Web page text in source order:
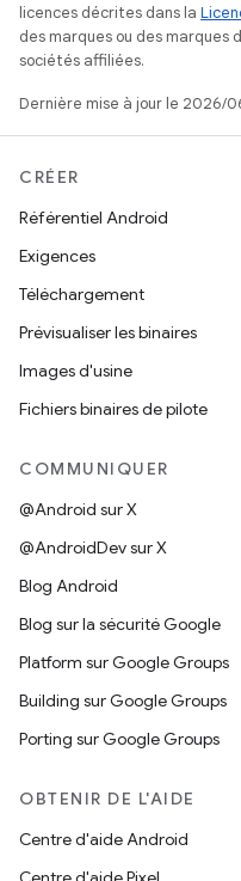
licences décrites dans la
des marques ou des marques
sociétés affiliées.
Dernière mise à jour le 2026/
CRÉER
Référentiel Android
Exigences
Téléchargement
Prévisualiser les binaires
Images d'usine
Fichiers binaires de pilote
COMMUNIQUER
@Android sur X
@AndroidDev sur X
Blog Android
Blog sur la sécurité Google
Platform sur Google Groups
Building sur Google Groups
Porting sur Google Groups
OBTENIR DE L'AIDE
Centre d'aide Android